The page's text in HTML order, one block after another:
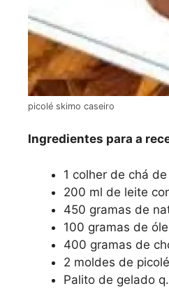
picolé skimo caseiro
Ingredientes para a
1 colher de chá
200 ml de leite
450 gramas de
100 gramas de
400 gramas de
2 moldes de
Palito de gelado